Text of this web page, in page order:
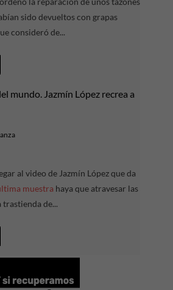
sido devueltos con grapas
consideró de...
mundo. Jazmín López recrea a
al video de Jazmín López que da
muestra haya que atravesar las
trastienda de...